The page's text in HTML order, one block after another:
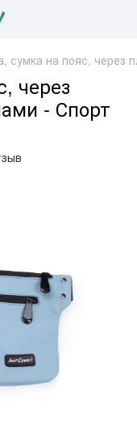
сумка на пояс, через
через
- Спорт